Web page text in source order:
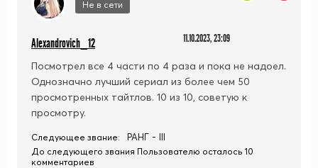
Не в сети
Alexandrovich_12 11.10.2023, 23:09
Посмотрел все 4 части по 4 раза и пока не надоел.
Однозначно лучший сериал из более чем 50
просмотренных тайтлов. 10 из 10, советую к
просмотру.
Следующее звание: РАНГ - III
До следующего звания Пользователю осталось 10
комментариев